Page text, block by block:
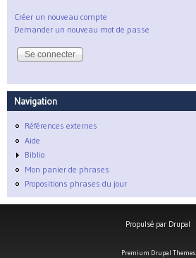
Créer un nouveau compte
Demander un nouveau mot de passe
Navigation
Références externes
Aide
Biblio
Mon panier de phrases
Propositions phrases du jour
Propulsé par Drupal
Premium Drupal Themes